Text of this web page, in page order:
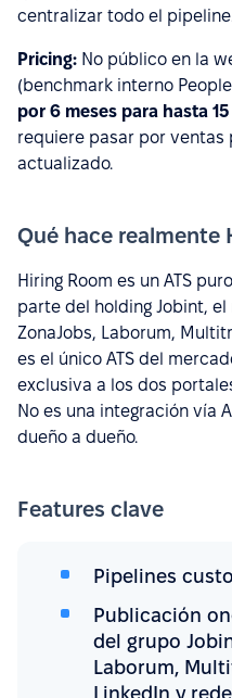
centralizar todo el
Pricing: No público en la
(benchmark interno
por 6 meses para hasta
requiere pasar por ventas
actualizado.
Qué hace realmente
Hiring Room es un ATS
parte del holding Jobint,
ZonaJobs, Laborum,
es el único ATS del
exclusiva a los dos
No es una integración vía
dueño a dueño.
Features clave
Pipelines
Publicación
del grupo
Laborum,
LinkedIn y